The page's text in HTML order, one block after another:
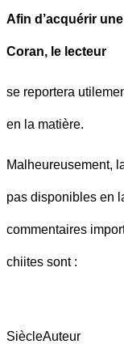
Afin d’acquérir
Coran, le lecteur
se reportera
en la matière.
Malheureusement,
pas disponibles en
commentaires
chiites sont :
SiècleAuteur